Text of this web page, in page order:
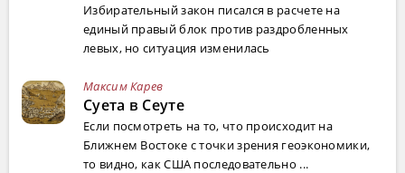
Избирательный закон писался в расчете на
единый правый блок против раздробленных
левых, но ситуация изменилась
Максим Карев
Суета в Сеуте
Если посмотреть на то, что происходит на
Ближнем Востоке с точки зрения геоэкономики,
то видно, как США последовательно ...